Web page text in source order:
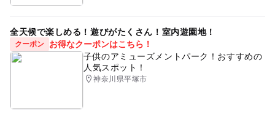
全天候で楽しめる！遊びがたくさん！室内遊園地！
クーポン
お得なクーポンはこちら！
子供のアミューズメントパーク！おすすめの
人気スポット！
神奈川県平塚市